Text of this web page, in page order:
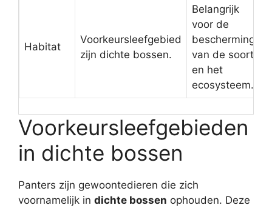
Habitat
Voorkeursleefgebied
zijn dichte bossen.
Belangrijk
voor de
bescherming
van de soort
en het
ecosysteem.
Voorkeursleefgebieden
in dichte bossen
Panters zijn gewoontedieren die zich
voornamelijk in dichte bossen ophouden. Deze